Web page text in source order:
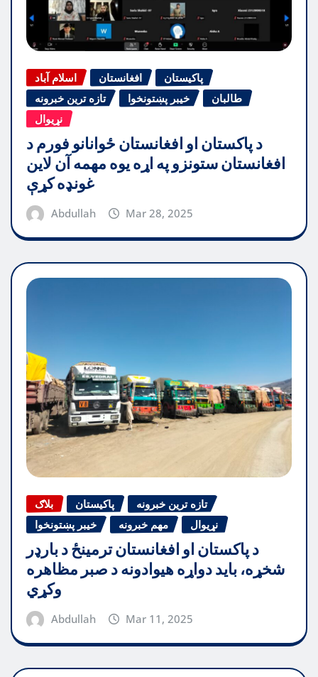
اسلام آباد افغانستان
پاکیستان
تازه ترین خبرونه
خیبر پښتونخوا
طالبان
نړیوال
د پاکستان او افغانستان ځوانانو فورم د
افغانستان ستونزو په اړه یوه مهمه آن لاین
غونډه کړې
Abdullah Mar 28, 2025
بلاګ پاکیستان
تازه ترین خبرونه
خیبر پښتونخوا
مهم خبرونه نړیوال
د پاکستان او افغانستان ترمینځ د بارډر
شخړه، باید دواړه هیوادونه د صبر مظاهره
وکړي
Abdullah Mar 11, 2025